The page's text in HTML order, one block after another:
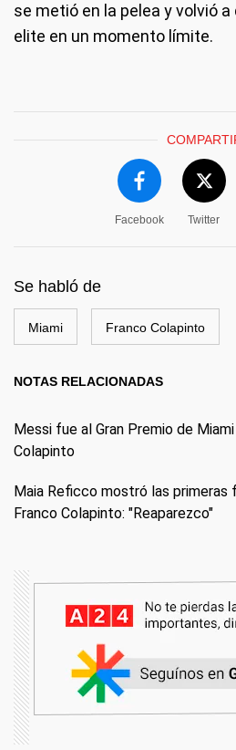
se metió en la pelea y volvió
elite en un momento límite.
Facebook Twitter
Se habló de
Miami Franco Colapinto
NOTAS RELACIONADAS
Messi fue al Gran Premio de
Colapinto
Maia Reficco mostró las primeras
Franco Colapinto: "Reaparezco"